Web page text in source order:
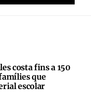
costa fins a 150
que
escolar